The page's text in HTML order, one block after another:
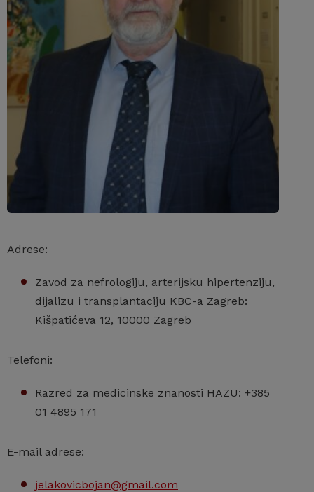
Adrese:
Zavod za nefrologiju, arterijsku hipertenziju,
dijalizu i transplantaciju KBC-a Zagreb:
Kišpatićeva 12, 10000 Zagreb
Telefoni:
Razred za medicinske znanosti HAZU: +385
01 4895 171
E-mail adrese:
jelakovicbojan@gmail.com